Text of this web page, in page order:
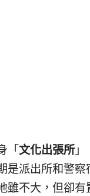
「 文化出張所」
是派出所和警
雖不大，但卻